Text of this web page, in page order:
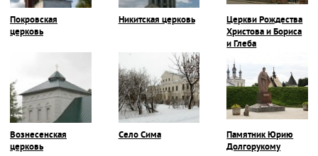
Покровская
церковь
Никитская церковь
Церкви Рождества
Христова и Бориса
и Глеба
Вознесенская
церковь
Село Сима
Памятник Юрию
Долгорукому